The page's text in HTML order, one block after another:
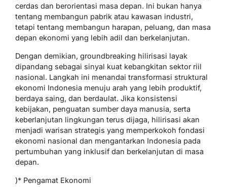
cerdas dan berorientasi masa depan. Ini bukan hanya
tentang membangun pabrik atau kawasan industri,
tetapi tentang membangun harapan, peluang, dan masa
depan ekonomi yang lebih adil dan berkelanjutan.
Dengan demikian, groundbreaking hilirisasi layak
dipandang sebagai sinyal kuat kebangkitan sektor riil
nasional. Langkah ini menandai transformasi struktural
ekonomi Indonesia menuju arah yang lebih produktif,
berdaya saing, dan berdaulat. Jika konsistensi
kebijakan, penguatan sumber daya manusia, serta
keberlanjutan lingkungan terus dijaga, hilirisasi akan
menjadi warisan strategis yang memperkokoh fondasi
ekonomi nasional dan mengantarkan Indonesia pada
pertumbuhan yang inklusif dan berkelanjutan di masa
depan.
)* Pengamat Ekonomi